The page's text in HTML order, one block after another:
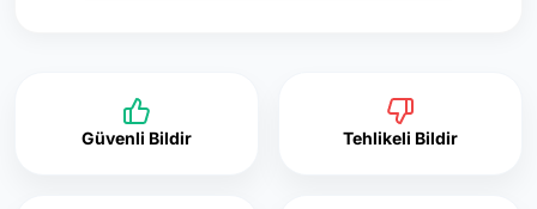
Güvenli Bildir Tehlikeli Bildir